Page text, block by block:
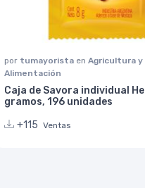
por tumayorista en Agricultura y
Alimentación
Caja de Savora individual
gramos, 196 unidades
+115 Ventas